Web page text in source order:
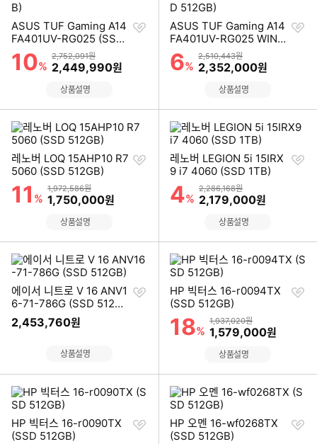
ASUS TUF Gaming A14
FA401UV-RG025 (SSD
512GB)
할인률
10%
상품금액
2,752,091원
할인금액
2,449,990원
찜
상품설명
ASUS TUF Gaming A14
FA401UV-RG025 WIN11
(SSD 512GB)
할인률
6%
상품금액
2,510,443원
할인금액
2,352,000원
찜
상품설명
레노버 LOQ 15AHP10 R7
5060 (SSD 512GB)
할인률
11 %
상품금액
1,972,586원
할인금액
1,750,000원
찜
상품설명
레노버 LEGION 5i 15IRX
9 i7 4060 (SSD 1TB)
할인률
4%
상품금액
2,286,168원
할인금액
2,179,000원
찜
상품설명
에이서 니트로 V 16 ANV1
6-71-786G (SSD 512G
B)
2,453,760원
찜
상품설명
HP 빅터스 16-r0094TX
(SSD 512GB)
할인률
18%
상품금액
1,937,020원
할인금액
1,579,000원
찜
상품설명
HP 빅터스 16-r0090TX
(SSD 512GB)
찜
HP 오멘 16-wf0268TX
(SSD 512GB)
찜